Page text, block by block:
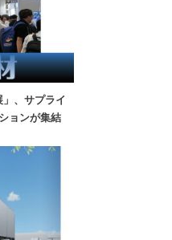
」、サプライ
ョンが集結